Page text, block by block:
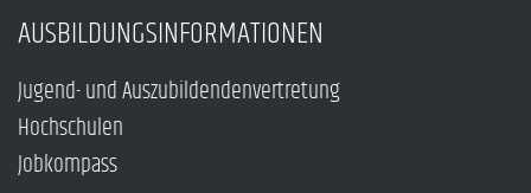
AUSBILDUNGSINFORMATIONEN
Jugend- und Auszubildendenvertretung
Hochschulen
Jobkompass